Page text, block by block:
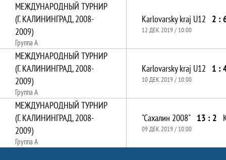
МЕЖДУНАРОДНЫЙ ТУРНИР
(Г. КАЛИНИНГРАД, 2008-
2009)
Группа А
Karlovarsky kraj U12 2 :
12 ДЕК. 2019 / 10:00
МЕЖДУНАРОДНЫЙ ТУРНИР
(Г. КАЛИНИНГРАД, 2008-
2009)
Группа А
Karlovarsky kraj U12 1 :
10 ДЕК. 2019 / 10:00
МЕЖДУНАРОДНЫЙ ТУРНИР
(Г. КАЛИНИНГРАД, 2008-
2009)
Группа А
"Сахалин 2008" 13 : 2
09 ДЕК. 2019 / 10:00